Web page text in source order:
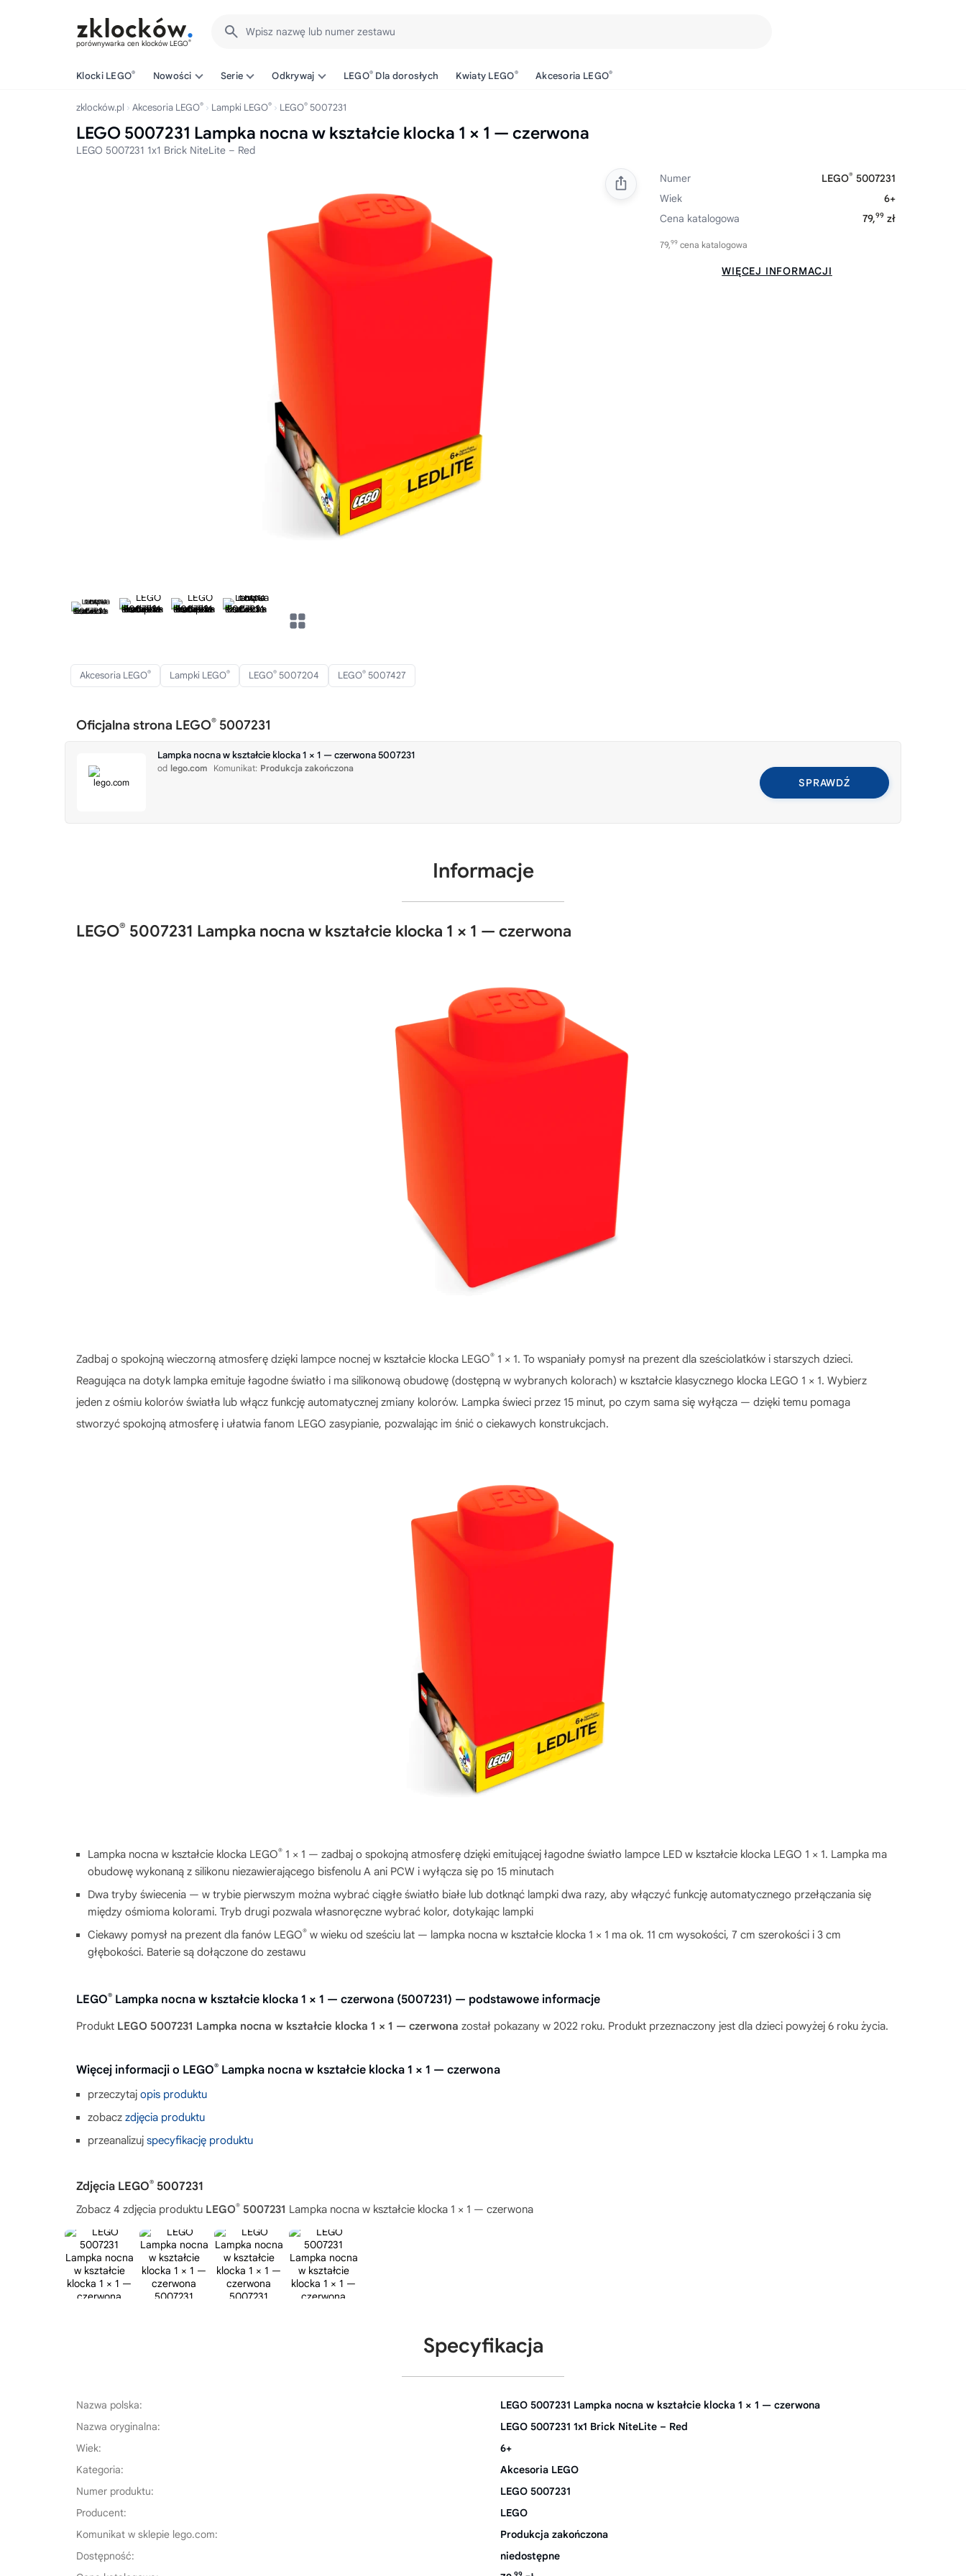
porównywarka cen klocków LEGO®
Wpisz nazwę lub numer zestawu
Klocki LEGO® Nowości Serie Odkrywaj LEGO® Dla dorosłych Kwiaty LEGO® Akcesoria LEGO®
zklocków.pl Akcesoria LEGO® Lampki LEGO® LEGO® 5007231
LEGO 5007231 Lampka nocna w kształcie klocka 1 × 1 — czerwona
LEGO 5007231 1x1 Brick NiteLite – Red
Numer LEGO® 5007231
Wiek
6+
Cena katalogowa
79,99 zł
79,99 cena katalogowa
WIĘCEJ INFORMACJI
Akcesoria LEGO® Lampki LEGO® LEGO® 5007204 LEGO® 5007427
Oficjalna strona LEGO® 5007231
Lampka nocna w kształcie klocka 1 × 1 — czerwona 5007231
od lego.com Komunikat: Produkcja zakończona
SPRAWDŹ
Informacje
LEGO® 5007231 Lampka nocna w kształcie klocka 1 × 1 — czerwona
Zadbaj o spokojną wieczorną atmosferę dzięki lampce nocnej w kształcie klocka LEGO® 1 × 1. To wspaniały pomysł na prezent dla sześciolatków i starszych dzieci.
Reagująca na dotyk lampka emituje łagodne światło i ma silikonową obudowę (dostępną w wybranych kolorach) w kształcie klasycznego klocka LEGO 1 × 1. Wybierz
jeden z ośmiu kolorów światła lub włącz funkcję automatycznej zmiany kolorów. Lampka świeci przez 15 minut, po czym sama się wyłącza — dzięki temu pomaga
stworzyć spokojną atmosferę i ułatwia fanom LEGO zasypianie, pozwalając im śnić o ciekawych konstrukcjach.
Lampka nocna w kształcie klocka LEGO® 1 × 1 — zadbaj o spokojną atmosferę dzięki emitującej łagodne światło lampce LED w kształcie klocka LEGO 1 × 1. Lampka ma
obudowę wykonaną z silikonu niezawierającego bisfenolu A ani PCW i wyłącza się po 15 minutach
Dwa tryby świecenia — w trybie pierwszym można wybrać ciągłe światło białe lub dotknąć lampki dwa razy, aby włączyć funkcję automatycznego przełączania się
między ośmioma kolorami. Tryb drugi pozwala własnoręczne wybrać kolor, dotykając lampki
Ciekawy pomysł na prezent dla fanów LEGO® w wieku od sześciu lat — lampka nocna w kształcie klocka 1 × 1 ma ok. 11 cm wysokości, 7 cm szerokości i 3 cm
głębokości. Baterie są dołączone do zestawu
LEGO® Lampka nocna w kształcie klocka 1 × 1 — czerwona (5007231) — podstawowe informacje
Produkt LEGO 5007231 Lampka nocna w kształcie klocka 1 × 1 — czerwona został pokazany w 2022 roku. Produkt przeznaczony jest dla dzieci powyżej 6 roku życia.
Więcej informacji o LEGO® Lampka nocna w kształcie klocka 1 × 1 — czerwona
przeczytaj opis produktu
zobacz zdjęcia produktu
przeanalizuj specyfikację produktu
Zdjęcia LEGO® 5007231
Zobacz 4 zdjęcia produktu LEGO® 5007231 Lampka nocna w kształcie klocka 1 × 1 — czerwona
Specyfikacja
Nazwa polska:
LEGO 5007231 Lampka nocna w kształcie klocka 1 × 1 — czerwona
Nazwa oryginalna:
LEGO 5007231 1x1 Brick NiteLite – Red
Wiek:
6+
Kategoria:
Akcesoria LEGO
Numer produktu:
LEGO 5007231
Producent:
LEGO
Komunikat w sklepie lego.com:
Produkcja zakończona
Dostępność:
niedostępne